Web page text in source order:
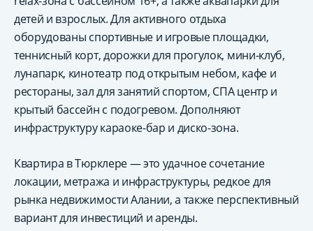
детей и взрослых. Для активного отдыха
оборудованы спортивные и игровые площадки,
теннисный корт, дорожки для прогулок, мини-клуб,
лунапарк, кинотеатр под открытым небом, кафе и
рестораны, зал для занятий спортом, СПА центр и
крытый бассейн с подогревом. Дополняют
инфраструктуру караоке-бар и диско-зона.
Квартира в Тюрклере — это удачное сочетание
локации, метража и инфраструктуры, редкое для
рынка недвижимости Алании, а также перспективный
вариант для инвестиций и аренды.